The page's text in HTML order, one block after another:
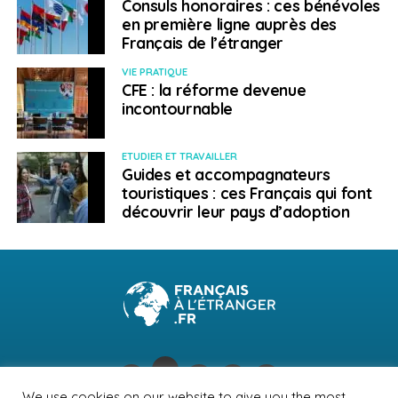
Consuls honoraires : ces bénévoles
en première ligne auprès des
Français de l’étranger
VIE PRATIQUE
CFE : la réforme devenue
incontournable
ETUDIER ET TRAVAILLER
Guides et accompagnateurs
touristiques : ces Français qui font
découvrir leur pays d’adoption